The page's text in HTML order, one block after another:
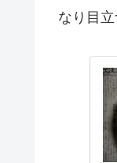
なり目立